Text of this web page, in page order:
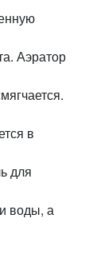
Аэратор
в
для
воды, а